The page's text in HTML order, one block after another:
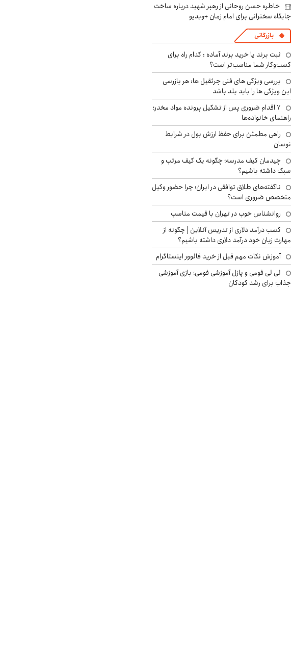
خاطره حسن روحانی از رهبر شهید درباره ساخت
جایگاه سخنرانی برای امام زمان +ویدیو
بازرگانی
ثبت برند یا خرید برند آماده : کدام راه برای
کسب‌وکار شما مناسب‌تر است؟
بررسی ویژگی های فنی جرثقیل ها: هر بازرسی
این ویژگی ها را باید بلد باشد
۷ اقدام ضروری پس از تشکیل پرونده مواد مخدر؛
راهنمای خانواده‌ها
راهی مطمئن برای حفظ ارزش پول در شرایط
نوسان
چیدمان کیف مدرسه؛ چگونه یک کیف مرتب و
سبک داشته باشیم؟
ناگفته‌های طلاق توافقی در ایران؛ چرا حضور وکیل
متخصص ضروری است؟
روانشناس خوب در تهران با قیمت مناسب
کسب درآمد دلاری از تدریس آنلاین | چگونه از
مهارت زبان خود درآمد دلاری داشته باشیم؟
آموزش نکات مهم قبل از خرید فالوور اینستاگرام
لی لی فومی و پازل آموزشی فومی؛ بازی آموزشی
جذاب برای رشد کودکان